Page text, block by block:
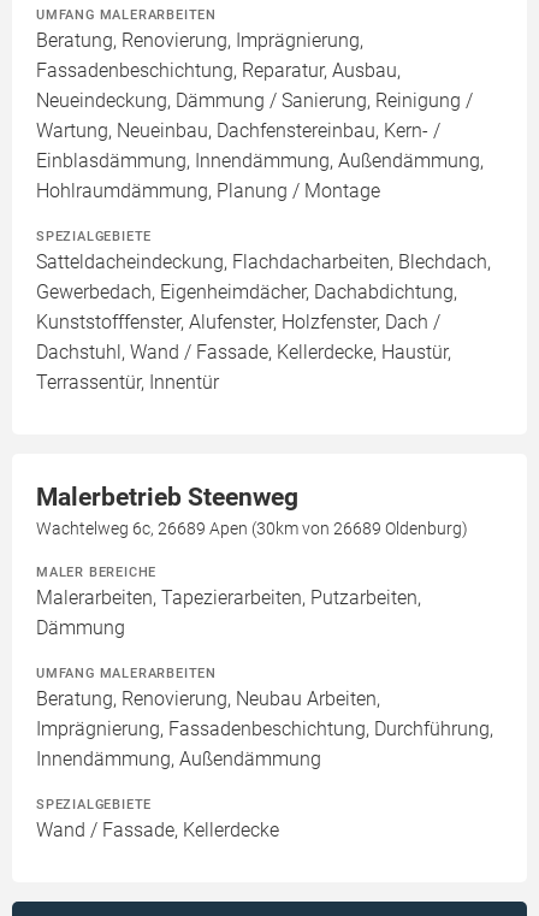
UMFANG MALERARBEITEN
Beratung, Renovierung, Imprägnierung,
Fassadenbeschichtung, Reparatur, Ausbau,
Neueindeckung, Dämmung / Sanierung, Reinigung /
Wartung, Neueinbau, Dachfenstereinbau, Kern- /
Einblasdämmung, Innendämmung, Außendämmung,
Hohlraumdämmung, Planung / Montage
SPEZIALGEBIETE
Satteldacheindeckung, Flachdacharbeiten, Blechdach,
Gewerbedach, Eigenheimdächer, Dachabdichtung,
Kunststofffenster, Alufenster, Holzfenster, Dach /
Dachstuhl, Wand / Fassade, Kellerdecke, Haustür,
Terrassentür, Innentür
Malerbetrieb Steenweg
Wachtelweg 6c, 26689 Apen (30km von 26689 Oldenburg)
MALER BEREICHE
Malerarbeiten, Tapezierarbeiten, Putzarbeiten,
Dämmung
UMFANG MALERARBEITEN
Beratung, Renovierung, Neubau Arbeiten,
Imprägnierung, Fassadenbeschichtung, Durchführung,
Innendämmung, Außendämmung
SPEZIALGEBIETE
Wand / Fassade, Kellerdecke